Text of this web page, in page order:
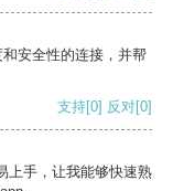
安全性的连接，并帮
支持[0] 反对[0]
上手，让我能够快速熟